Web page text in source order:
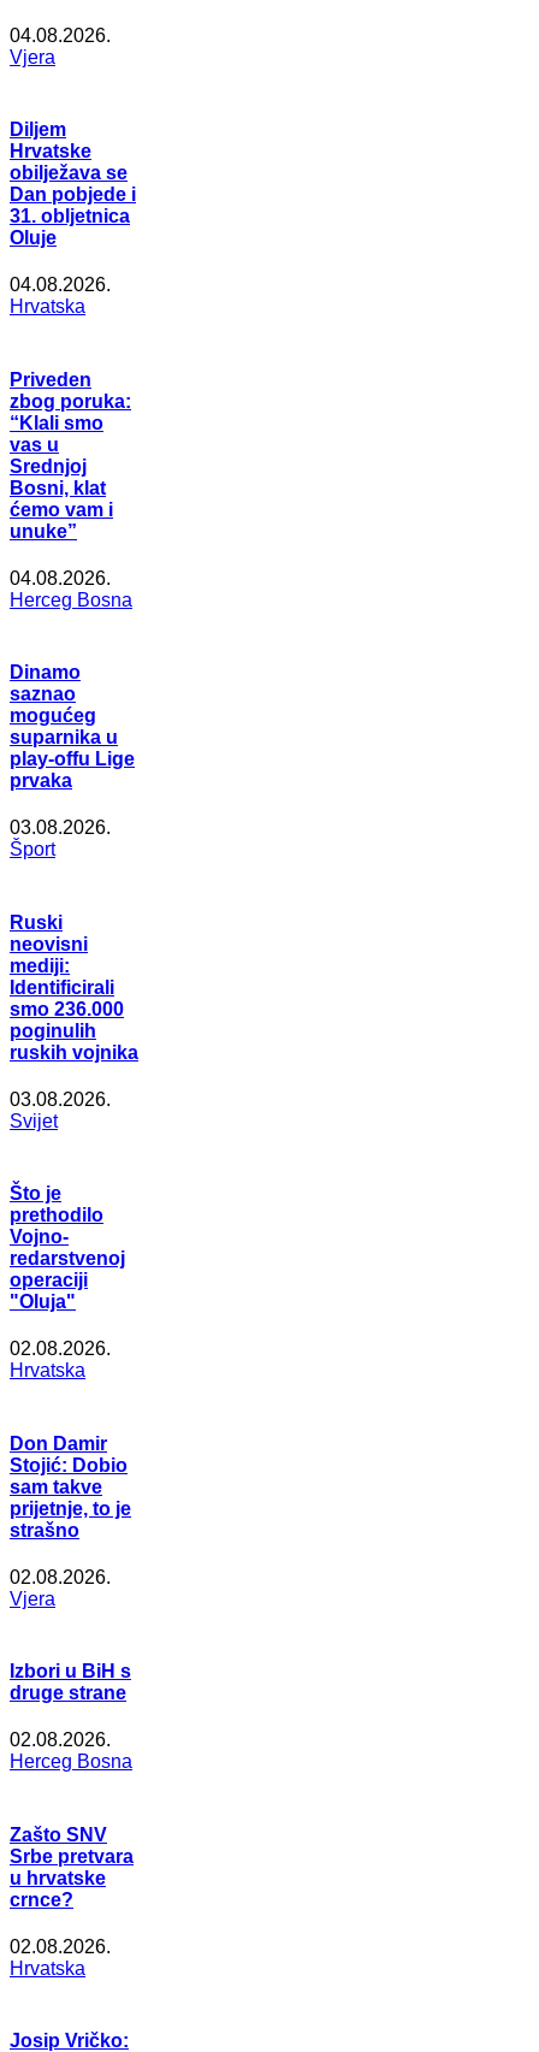
04.08.2026.
Vjera
Diljem
Hrvatske
obilježava se
Dan pobjede i
31. obljetnica
Oluje
04.08.2026.
Hrvatska
Priveden
zbog poruka:
“Klali smo
vas u
Srednjoj
Bosni, klat
ćemo vam i
unuke”
04.08.2026.
Herceg Bosna
Dinamo
saznao
mogućeg
suparnika u
play-offu Lige
prvaka
03.08.2026.
Šport
Ruski
neovisni
mediji:
Identificirali
smo 236.000
poginulih
ruskih vojnika
03.08.2026.
Svijet
Što je
prethodilo
Vojno-
redarstvenoj
operaciji
"Oluja"
02.08.2026.
Hrvatska
Don Damir
Stojić: Dobio
sam takve
prijetnje, to je
strašno
02.08.2026.
Vjera
Izbori u BiH s
druge strane
02.08.2026.
Herceg Bosna
Zašto SNV
Srbe pretvara
u hrvatske
crnce?
02.08.2026.
Hrvatska
Josip Vričko: